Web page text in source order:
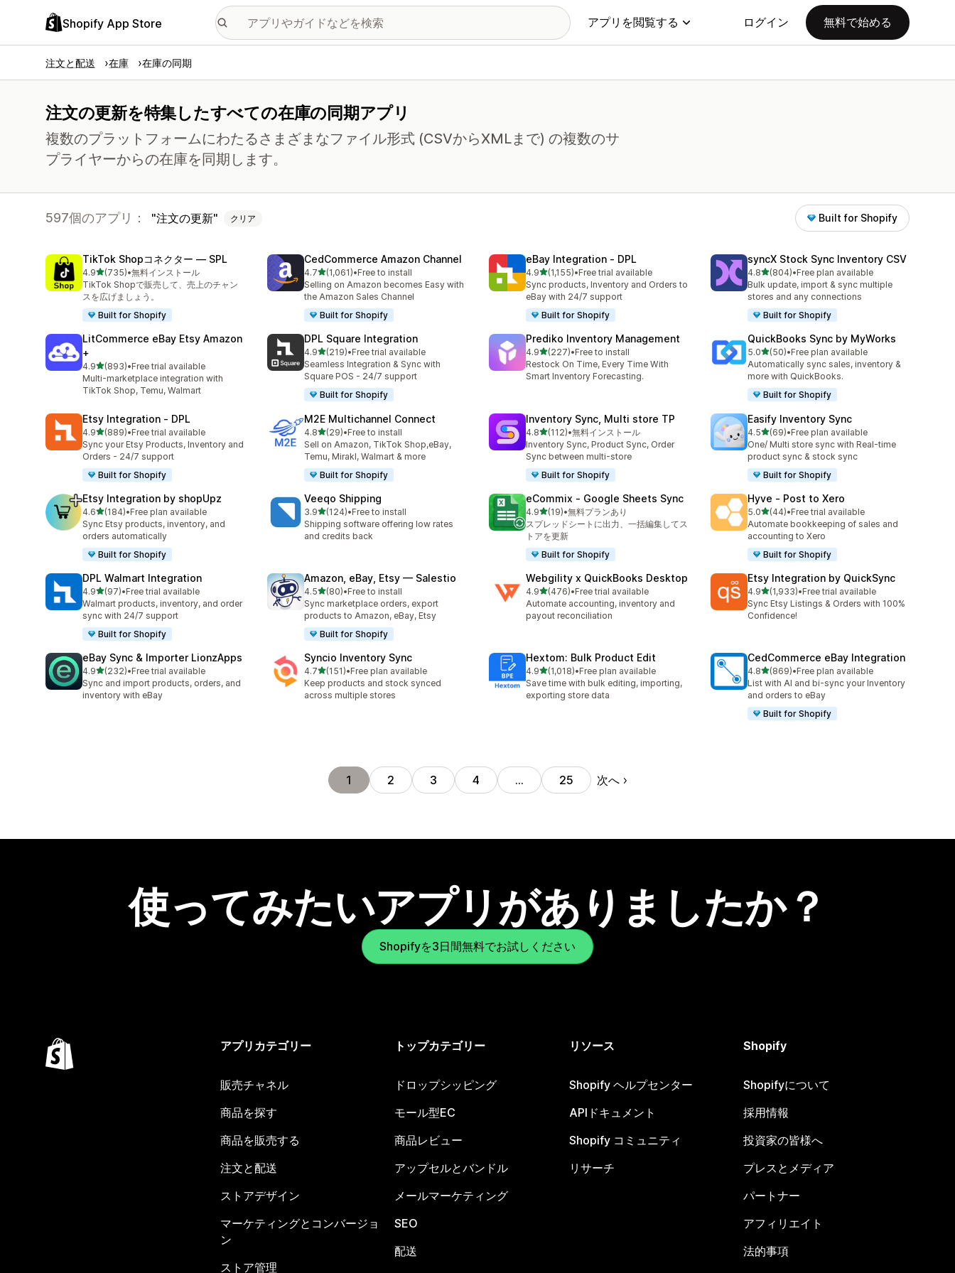
Shopify App Store アプリを閲覧する ログイン 無料で始める
注文と配送 在庫 在庫の同期
注文の更新を特集したすべての在庫の同期アプリ
複数のプラットフォームにわたるさまざまなファイル形式 (CSVからXMLまで) の複数のサ
プライヤーからの在庫を同期します。
597個のアプリ： 注文の更新 クリア Built for Shopify
TikTok Shopコネクター — SPL
4.95つ星中
(735)
合計レビュー数：735件
•無料インストール
TikTok Shopで販売して、売上のチャン
スを広げましょう。
Built for Shopify
CedCommerce Amazon Channel
4.75つ星中
(1,061)
合計レビュー数：1061件
•Free to install
Selling on Amazon becomes Easy with
the Amazon Sales Channel
Built for Shopify
eBay Integration ‑ DPL
4.95つ星中
(1,155)
合計レビュー数：1155件
•Free trial available
Sync products, Inventory and Orders to
eBay with 24/7 support
Built for Shopify
syncX Stock Sync Inventory CSV
4.85つ星中
(804)
合計レビュー数：804件
•Free plan available
Bulk update, import & sync multiple
stores and any connections
Built for Shopify
LitCommerce eBay Etsy Amazon
+
4.95つ星中
(893)
合計レビュー数：893件
•Free trial available
Multi-marketplace integration with
TikTok Shop, Temu, Walmart
DPL Square Integration
4.95つ星中
(219)
合計レビュー数：219件
•Free trial available
Seamless Integration & Sync with
Square POS - 24/7 support
Built for Shopify
Prediko Inventory Management
4.95つ星中
(227)
合計レビュー数：227件
•Free to install
Restock On Time, Every Time With
Smart Inventory Forecasting.
QuickBooks Sync by MyWorks
5.05つ星中
(50)
合計レビュー数：50件
•Free plan available
Automatically sync sales, inventory &
more with QuickBooks.
Built for Shopify
Etsy Integration ‑ DPL
4.95つ星中
(889)
合計レビュー数：889件
•Free trial available
Sync your Etsy Products, Inventory and
Orders - 24/7 support
Built for Shopify
M2E Multichannel Connect
4.85つ星中
(29)
合計レビュー数：29件
•Free to install
Sell on Amazon, TikTok Shop,eBay,
Temu, Mirakl, Walmart & more
Built for Shopify
Inventory Sync, Multi store TP
4.85つ星中
(112)
合計レビュー数：112件
•無料インストール
Inventory Sync, Product Sync, Order
Sync between multi-store
Built for Shopify
Easify Inventory Sync
4.55つ星中
(69)
合計レビュー数：69件
•Free plan available
One/ Multi store sync with Real-time
product sync & stock sync
Built for Shopify
Etsy Integration by shopUpz
4.65つ星中
(184)
合計レビュー数：184件
•Free plan available
Sync Etsy products, inventory, and
orders automatically
Built for Shopify
Veeqo Shipping
3.95つ星中
(124)
合計レビュー数：124件
•Free to install
Shipping software offering low rates
and credits back
eCommix ‑ Google Sheets Sync
4.95つ星中
(19)
合計レビュー数：19件
•無料プランあり
スプレッドシートに出力、一括編集してス
トアを更新
Built for Shopify
Hyve ‑ Post to Xero
5.05つ星中
(44)
合計レビュー数：44件
•Free trial available
Automate bookkeeping of sales and
accounting to Xero
Built for Shopify
DPL Walmart Integration
4.95つ星中
(97)
合計レビュー数：97件
•Free trial available
Walmart products, inventory, and order
sync with 24/7 support
Built for Shopify
Amazon, eBay, Etsy — Salestio
4.55つ星中
(80)
合計レビュー数：80件
•Free to install
Sync marketplace orders, export
products to Amazon, eBay, Etsy
Built for Shopify
Webgility x QuickBooks Desktop
4.95つ星中
(476)
合計レビュー数：476件
•Free trial available
Automate accounting, inventory and
payout reconciliation
Etsy Integration by QuickSync
4.95つ星中
(1,933)
合計レビュー数：1933件
•Free trial available
Sync Etsy Listings & Orders with 100%
Confidence!
eBay Sync & Importer LionzApps
4.95つ星中
(232)
合計レビュー数：232件
•Free trial available
Sync and import products, orders, and
inventory with eBay
Syncio Inventory Sync
4.75つ星中
(151)
合計レビュー数：151件
•Free plan available
Keep products and stock synced
across multiple stores
Hextom: Bulk Product Edit
4.95つ星中
(1,018)
合計レビュー数：1018件
•Free plan available
Save time with bulk editing, importing,
exporting store data
CedCommerce eBay Integration
4.85つ星中
(869)
合計レビュー数：869件
•Free plan available
List with AI and bi-sync your Inventory
and orders to eBay
Built for Shopify
1 2 3 4 … 25 次へ
使ってみたいアプリがありましたか？
Shopifyを3日間無料でお試しください
アプリカテゴリー
販売チャネル
商品を探す
商品を販売する
注文と配送
ストアデザイン
マーケティングとコンバージョ
ン
ストア管理
トップカテゴリー
ドロップシッピング
モール型EC
商品レビュー
アップセルとバンドル
メールマーケティング
SEO
配送
リソース
Shopify ヘルプセンター
APIドキュメント
Shopify コミュニティ
リサーチ
Shopify
Shopifyについて
採用情報
投資家の皆様へ
プレスとメディア
パートナー
アフィリエイト
法的事項